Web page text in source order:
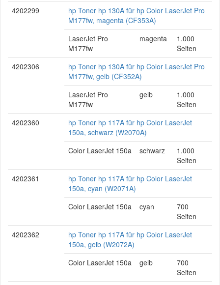
4202299
hp Toner hp 130A für hp Color LaserJet Pro
M177fw, magenta (CF353A)
LaserJet Pro
M177fw
magenta
1.000
Seiten
4202306
hp Toner hp 130A für hp Color LaserJet Pro
M177fw, gelb (CF352A)
LaserJet Pro
M177fw
gelb
1.000
Seiten
4202360
hp Toner hp 117A für hp Color LaserJet
150a, schwarz (W2070A)
Color LaserJet 150a
schwarz
1.000
Seiten
4202361
hp Toner hp 117A für hp Color LaserJet
150a, cyan (W2071A)
Color LaserJet 150a
cyan
700
Seiten
4202362
hp Toner hp 117A für hp Color LaserJet
150a, gelb (W2072A)
Color LaserJet 150a
gelb
700
Seiten